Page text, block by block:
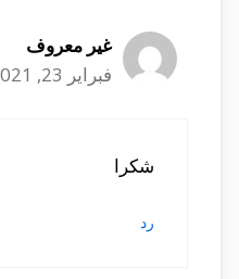
غير معروف
فبراير 23, 2021 الساعة 1:37 م
شكرا
رد